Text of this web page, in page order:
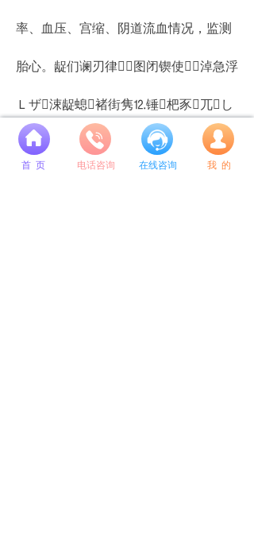
率、血压、宫缩、阴道流血情况，监测
胎心。龊们谰刃律图闭锲使淖急浮
Ｌザ涑龊螅褚街隽⒓锤杷豕兀し
啦蟪鲅� 넙
首 页 电话咨询 在线咨询 我 的